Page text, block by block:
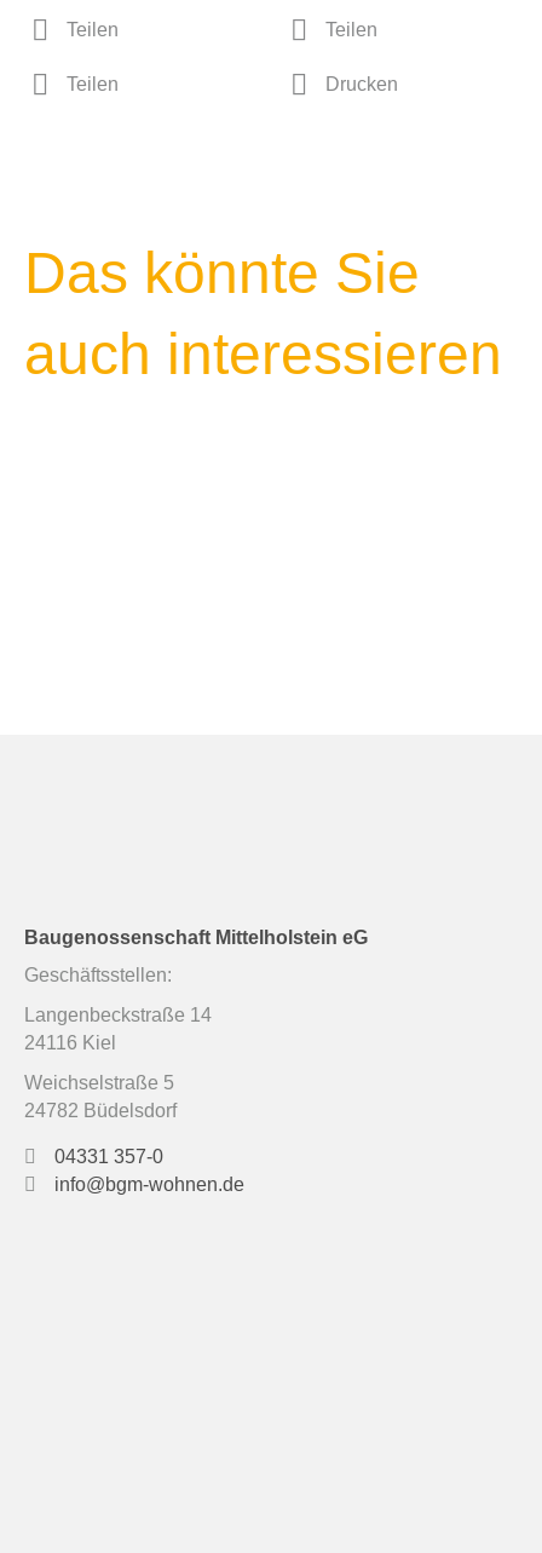
Teilen Teilen
Teilen Drucken
Das könnte Sie
auch interessieren
Baugenossenschaft Mittelholstein eG
Geschäftsstellen:
Langenbeckstraße 14
24116 Kiel
Weichselstraße 5
24782 Büdelsdorf
04331 357-0
info@bgm-wohnen.de